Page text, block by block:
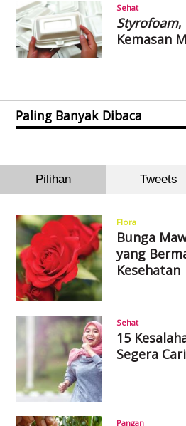
Sehat
Styrofoam,
Kemasan
Paling Banyak Dibaca
Pilihan Tweets
Flora
Bunga
yang
Kesehatan
Sehat
15
Segera
Pangan